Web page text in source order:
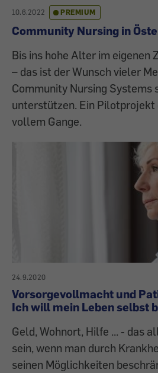
10.6.2022 PREMIUM
Community Nursing in
Bis ins hohe Alter im eigenen
– das ist der Wunsch vieler
Community Nursing Systems
unterstützen. Ein Pilotprojekt
vollem Gange.
24.9.2020
Vorsorgevollmacht und
Ich will mein Leben selbst
Geld, Wohnort, Hilfe ... - das
sein, wenn man durch
seinen Möglichkeiten